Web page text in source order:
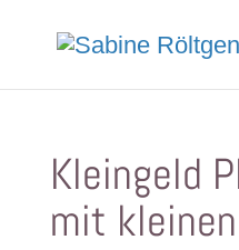
Kleingeld
mit